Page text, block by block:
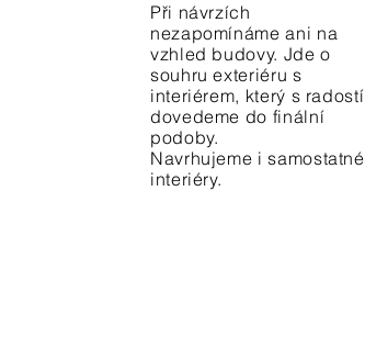
Při návrzích
nezapomínáme ani na
vzhled budovy. Jde o
souhru exteriéru s
interiérem, který s radostí
dovedeme do finální
podoby.
Navrhujeme i samostatné
interiéry.